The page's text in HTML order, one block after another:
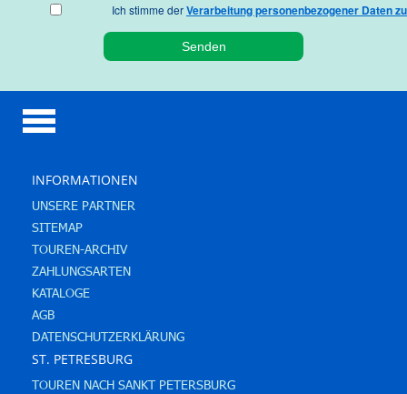
Ich stimme derVerarbeitung personenbezogener Daten zu
INFORMATIONEN
UNSERE PARTNER
SITEMAP
TOUREN-ARCHIV
ZAHLUNGSARTEN
KATALOGE
AGB
DATENSCHUTZERKLÄRUNG
ST. PETRESBURG
TOUREN NACH SANKT PETERSBURG